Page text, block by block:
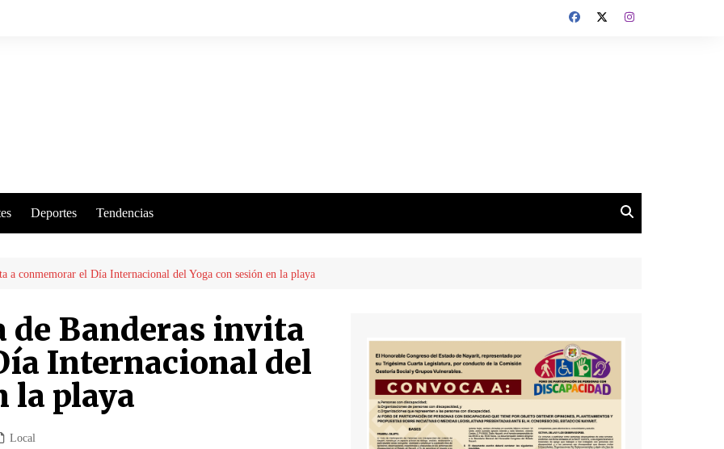
Deportes Tendencias
a conmemorar el Día Internacional del Yoga con sesión en la playa
de Banderas invita
Internacional del
la playa
Local